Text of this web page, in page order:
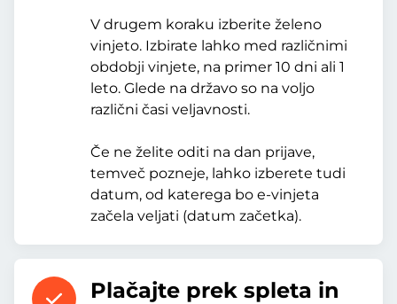
V drugem koraku izberite želeno
vinjeto. Izbirate lahko med različnimi
obdobji vinjete, na primer 10 dni ali 1
leto. Glede na državo so na voljo
različni časi veljavnosti.
Če ne želite oditi na dan prijave,
temveč pozneje, lahko izberete tudi
datum, od katerega bo e-vinjeta
začela veljati (datum začetka).
Plačajte prek spleta in